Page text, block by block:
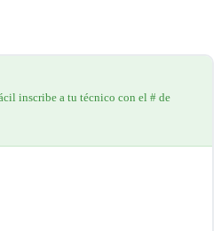
inscribe a tu técnico con el # de